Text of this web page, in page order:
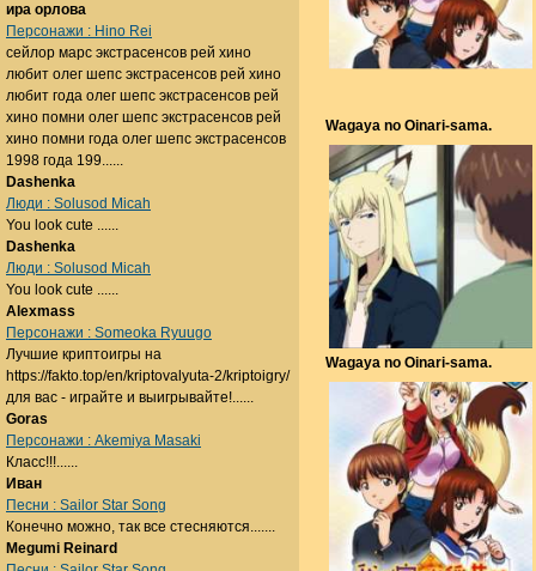
Wagaya no Oinari-sama.
Wagaya no Oinari-sama.
ира орлова
Персонажи : Hino Rei
сейлор марс экстрасенсов рей хино
любит олег шепс экстрасенсов рей хино
любит года олег шепс экстрасенсов рей
хино помни олег шепс экстрасенсов рей
хино помни года олег шепс экстрасенсов
1998 года 199......
Dashenka
Люди : Solusod Micah
You look cute ......
Dashenka
Люди : Solusod Micah
You look cute ......
Alexmass
Персонажи : Someoka Ryuugo
Лучшие криптоигры на
https://fakto.top/en/kriptovalyuta-2/kriptoigry/
для вас - играйте и выигрывайте!......
Goras
Персонажи : Akemiya Masaki
Класс!!!......
Иван
Песни : Sailor Star Song
Конечно можно, так все стесняются.......
Megumi Reinard